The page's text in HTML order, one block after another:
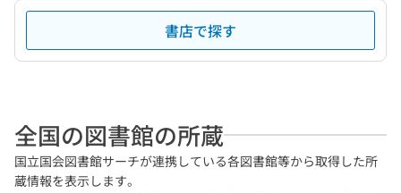
書店で探す
全国の図書館の所蔵
国立国会図書館サーチが連携している各図書館等から取得した所
蔵情報を表示します。